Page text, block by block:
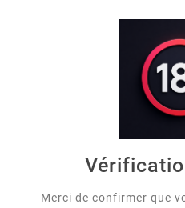
VOUS
Merci de confirmer que